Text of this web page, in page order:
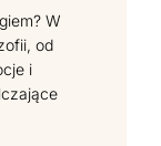
W
od
i